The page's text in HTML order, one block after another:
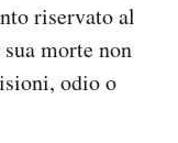
riservato al
morte non
odio o